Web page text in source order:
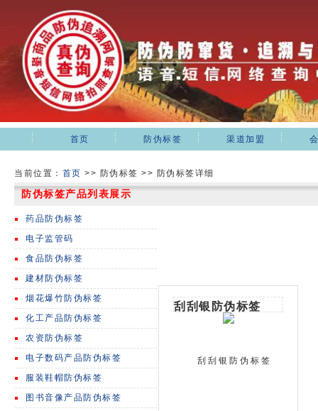
首页 防伪标签 渠道加盟
当前位置： 首页 >> 防伪标签 >> 防伪标签详细
防伪标签产品列表展示
药品防伪标签
电子监管码
食品防伪标签
建材防伪标签
烟花爆竹防伪标签
化工产品防伪标签
农资防伪标签
电子数码产品防伪标签
服装鞋帽防伪标签
图书音像产品防伪标签
刮刮银防伪标签
刮刮银防伪标签